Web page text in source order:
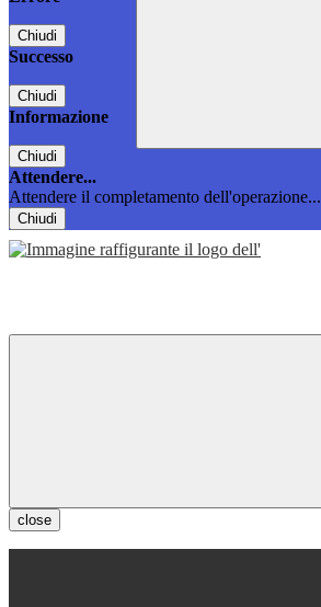
Chiudi
Successo
Chiudi
Informazione
Chiudi
Attendere...
Attendere il completamento dell'operazione...
Chiudi
close